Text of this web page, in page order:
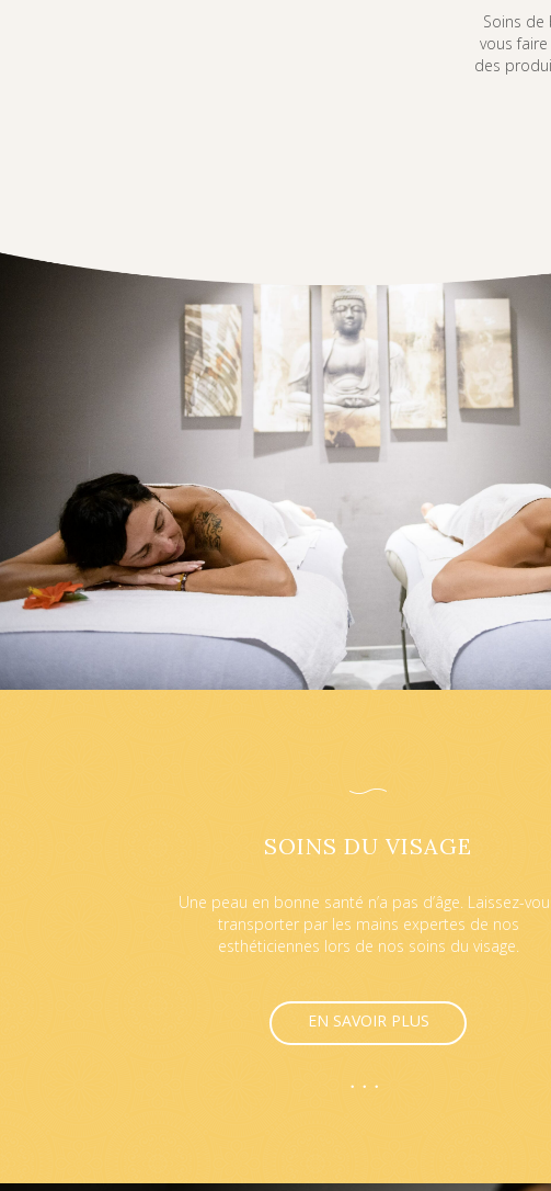
Soins
vous
des
SOINS DU VISAGE
Une peau en bonne santé n’a pas d’âge. Laissez-
transporter par les mains expertes de nos
esthéticiennes lors de nos soins du visage.
EN SAVOIR PLUS
•••